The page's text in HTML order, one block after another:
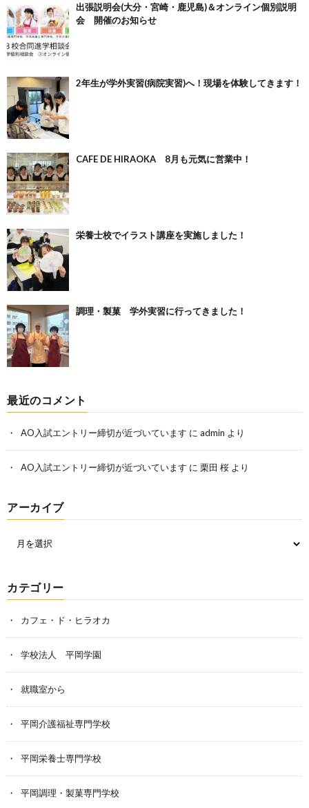
出張説明会(大分・宮崎・鹿児島)＆オンライン個別説明
会 開催のお知らせ
2年生が学外実習(病院実習)へ！現場を体験してきます！
CAFE DE HIRAOKA 8月も元気に営業中！
栄養士校でイラスト講座を実施しました！
調理・製菓 学外実習に行ってきました！
最近のコメント
AO入試エントリー締切が近づいています に admin より
AO入試エントリー締切が近づいています に 栗田 桜 より
アーカイブ
カテゴリー
カフェ・ド・ヒラオカ
学校法人 平岡学園
就職室から
平岡介護福祉専門学校
平岡栄養士専門学校
平岡調理・製菓専門学校